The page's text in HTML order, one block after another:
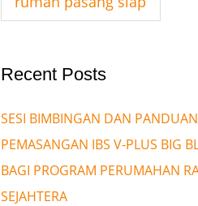
Recent Posts
SESI BIMBINGAN DAN PANDUAN
PEMASANGAN IBS V-PLUS BIG
BAGI PROGRAM PERUMAHAN
SEJAHTERA